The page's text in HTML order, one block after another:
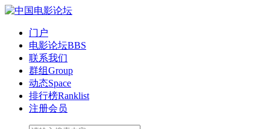
门户
电影论坛BBS
联系我们
群组Group
动态Space
排行榜Ranklist
注册会员